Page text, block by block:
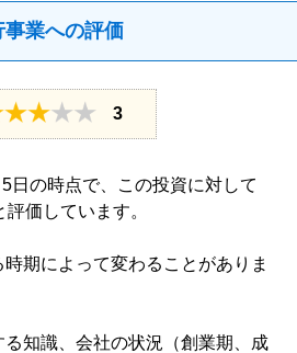
業への評価
3
日の時点で、この投資に対して
評価しています。
期によって変わることがありま
知識、会社の状況（創業期、成